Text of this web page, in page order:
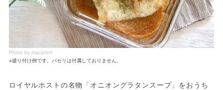
Photo by macaroni
※盛り付け例です。パセリは付属しておりません。
ロイヤルホストの名物「オニオングラタンスープ」をおうち